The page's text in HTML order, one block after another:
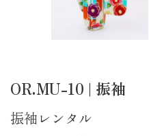
OR.MU-10 | 振袖
振袖レンタル